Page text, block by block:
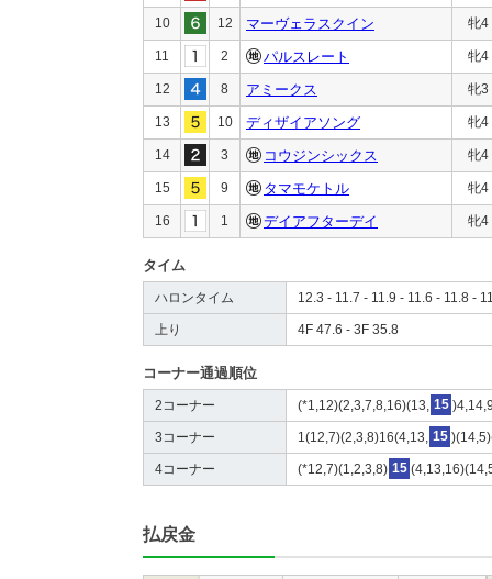
10 12 マーヴェラスクイン 牝4
11 2 パルスレート 牝4
12 8 アミークス 牝3
13 10 ディザイアソング 牝4
14 3 コウジンシックス 牝4
15 9 タマモケトル 牝4
16 1 デイアフターデイ 牝4
タイム
ハロンタイム 12.3 - 11.7 - 11.9 - 11.6 - 11.8 -
上り 4F 47.6 - 3F 35.8
コーナー通過順位
2コーナー (*1,12)(2,3,7,8,16)(13, 15
3コーナー 1(12,7)(2,3,8)16(4,13, 15
4コーナー (*12,7)(1,2,3,8) 15
払戻金